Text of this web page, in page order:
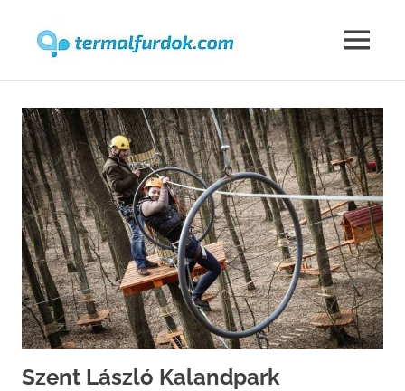
content
MENU
Szent László Kalandpark